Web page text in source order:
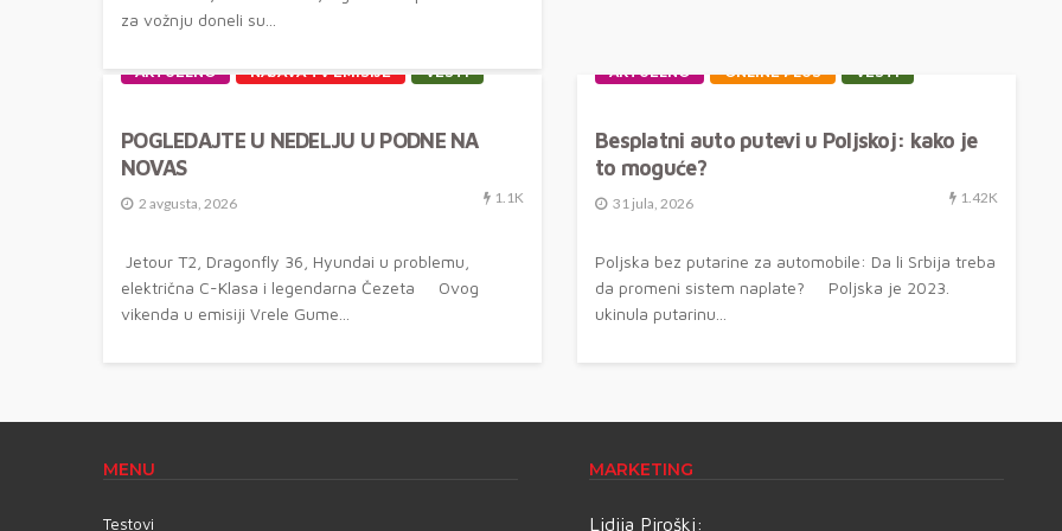
za vožnju doneli su...
AKTUELNO NAJAVA TV EMISIJE VESTI
POGLEDAJTE U NEDELJU U PODNE NA
NOVAS
2 avgusta, 2026 1.1K
Jetour T2, Dragonfly 36, Hyundai u problemu,
električna C-Klasa i legendarna Čezeta Ovog
vikenda u emisiji Vrele Gume...
AKTUELNO ONLINE PLUS VESTI
Besplatni auto putevi u Poljskoj: kako je
to moguće?
31 jula, 2026 1.42K
Poljska bez putarine za automobile: Da li Srbija treba
da promeni sistem naplate? Poljska je 2023.
ukinula putarinu...
MENU
Testovi
MARKETING
Lidija Piroški: